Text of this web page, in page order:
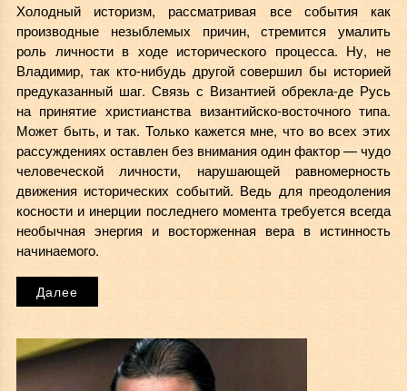
Холодный историзм, рассматривая все события как
производные незыблемых причин, стремится умалить
роль личности в ходе исторического процесса. Ну, не
Владимир, так кто-нибудь другой совершил бы историей
предуказанный шаг. Связь с Византией обрекла-де Русь
на принятие христианства византийско-восточного типа.
Может быть, и так. Только кажется мне, что во всех этих
рассуждениях оставлен без внимания один фактор — чудо
человеческой личности, нарушающей равномерность
движения исторических событий. Ведь для преодоления
косности и инерции последнего момента требуется всегда
необычная энергия и восторженная вера в истинность
начинаемого.
Далее